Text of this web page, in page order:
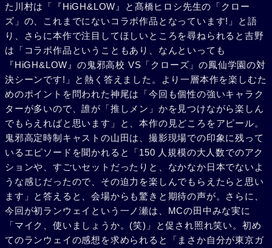
た川村は「『HiGH&LOW』と髙橋ヒロシ先生の「クロー
ズ」の、これまでにないコラボ作品となっています!」と語
り、さらに本作で注目してほしいところを尋ねられると吉野
は「コラボ作品ということもあり、なんといっても
『HiGH&LOW』の鬼邪高校 VS「クローズ」の鳳仙学園の対
決シーンです!」と熱く答えました。より一層本作を楽しむた
めのポイントを問われた神尾は「今回も個性の強いキャラク
ターが多いので、誰が「推しメン」かを見つけながら楽しん
でもらえればと思います」と、本作の見どころをアピール。
鬼邪高定時制キャストの山田は、撮影現場での印象に残って
いるエピソードを聞かれると「150 人規模の大人数でのアク
ションや、すごいセットだったりと、なかなか日本でないよ
うな感じだったので、その迫力を楽しんでもらえたらと思い
ます」と答えると、会場からも驚きと期待の声が。さらに、
今回が初ランウェイという一ノ瀬は、MCの田中みな実に
「マイク、使いましょうか。(笑)」と促され照れ笑い。初め
てのランウェイの感想を求められると「まさか自分が東京ガ